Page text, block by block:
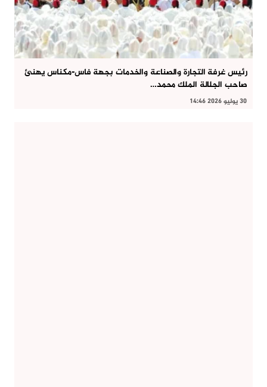
رئيس غرفة التجارة والصناعة والخدمات بجهة فاس-مكناس يهنئ
صاحب الجلالة الملك محمد…
30 يوليو 2026 14:46